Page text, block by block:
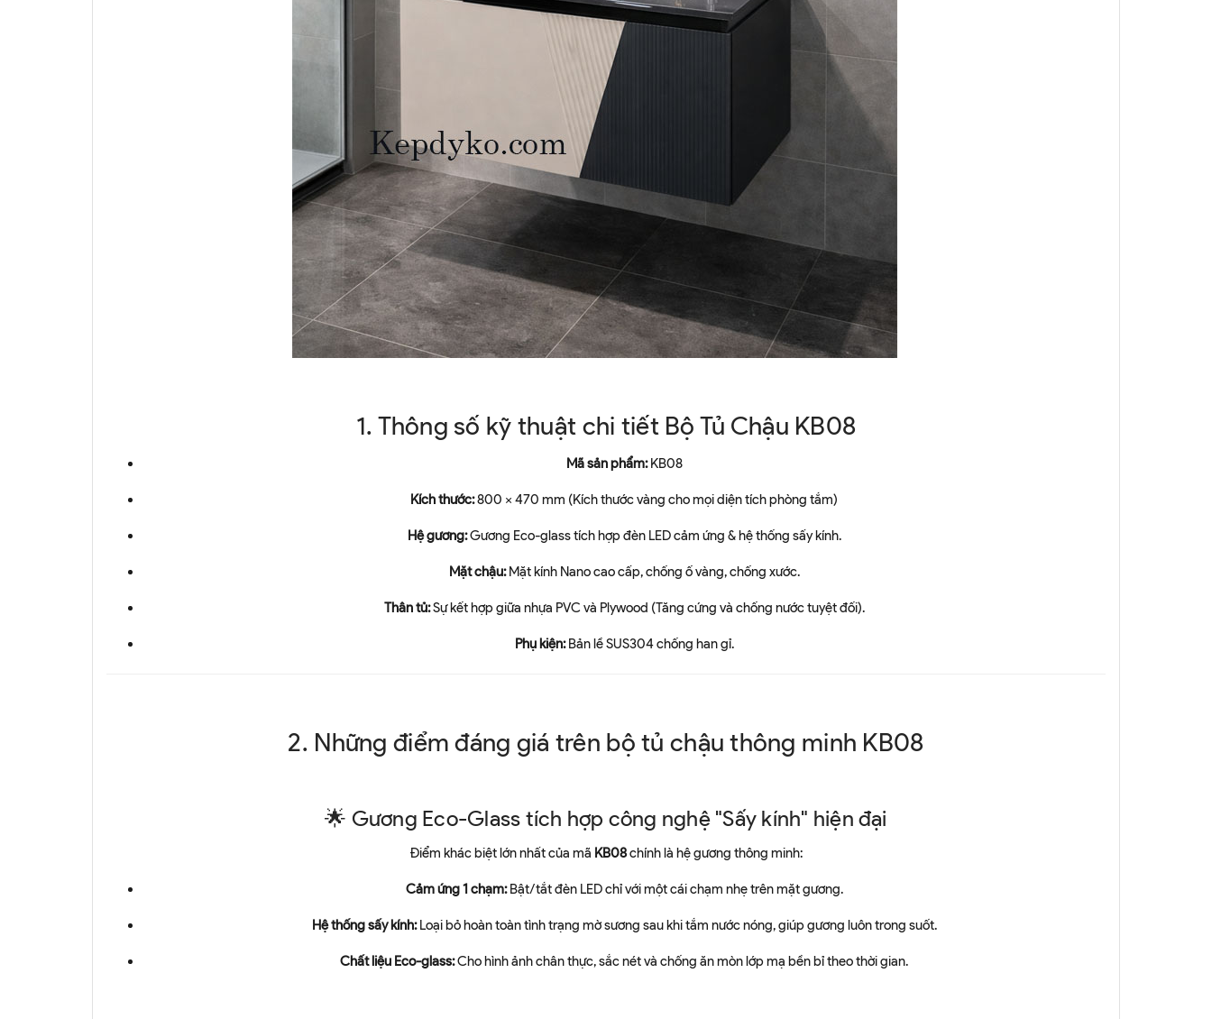
1. Thông số kỹ thuật chi tiết Bộ Tủ Chậu KB08
Mã sản phẩm:KB08
Kích thước:800 x 470 mm (Kích thước vàng cho mọi diện tích phòng tắm)
Hệ gương:Gương Eco-glass tích hợp đèn LED cảm ứng & hệ thống sấy kính.
Mặt chậu:Mặt kính Nano cao cấp, chống ố vàng, chống xước.
Thân tủ:Sự kết hợp giữa nhựa PVC và Plywood (Tăng cứng và chống nước tuyệt đối).
Phụ kiện:Bản lề SUS304 chống han gỉ.
2. Những điểm đáng giá trên bộ tủ chậu thông minh KB08
🌟 Gương Eco-Glass tích hợp công nghệ "Sấy kính" hiện đại
Điểm khác biệt lớn nhất của mã KB08chính là hệ gương thông minh:
Cảm ứng 1 chạm:Bật/tắt đèn LED chỉ với một cái chạm nhẹ trên mặt gương.
Hệ thống sấy kính:Loại bỏ hoàn toàn tình trạng mờ sương sau khi tắm nước nóng, giúp gương luôn trong suốt.
Chất liệu Eco-glass:Cho hình ảnh chân thực, sắc nét và chống ăn mòn lớp mạ bền bỉ theo thời gian.